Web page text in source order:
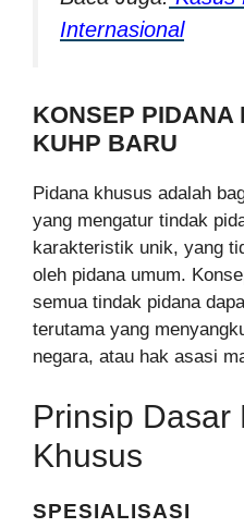
Internasional
KONSEP PIDANA
KUHP BARU
Pidana khusus adalah
yang mengatur tindak
karakteristik unik, yang
oleh pidana umum.
semua tindak pidana
terutama yang
negara, atau hak asasi
Prinsip Dasar
Khusus
SPESIALISASI